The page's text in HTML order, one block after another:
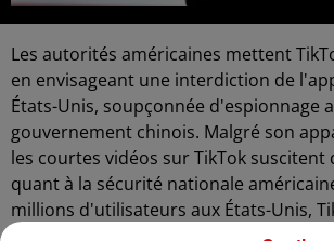
Les autorités américaines mettent
en envisageant une interdiction de
États-Unis, soupçonnée d'espionnage
gouvernement chinois. Malgré son
les courtes vidéos sur TikTok suscitent
quant à la sécurité nationale
millions d'utilisateurs aux États-Unis,
plus de la moitié de la population